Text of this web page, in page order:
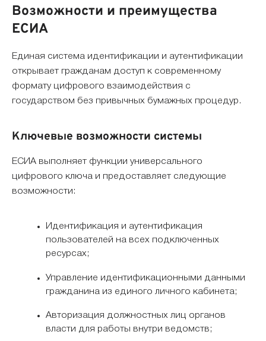
Возможности и преимущества
ЕСИА
Единая система идентификации и аутентификации
открывает гражданам доступ к современному
формату цифрового взаимодействия с
государством без привычных бумажных процедур.
Ключевые возможности системы
ЕСИА выполняет функции универсального
цифрового ключа и предоставляет следующие
возможности:
Идентификация и аутентификация
пользователей на всех подключенных
ресурсах;
Управление идентификационными данными
гражданина из единого личного кабинета;
Авторизация должностных лиц органов
власти для работы внутри ведомств;